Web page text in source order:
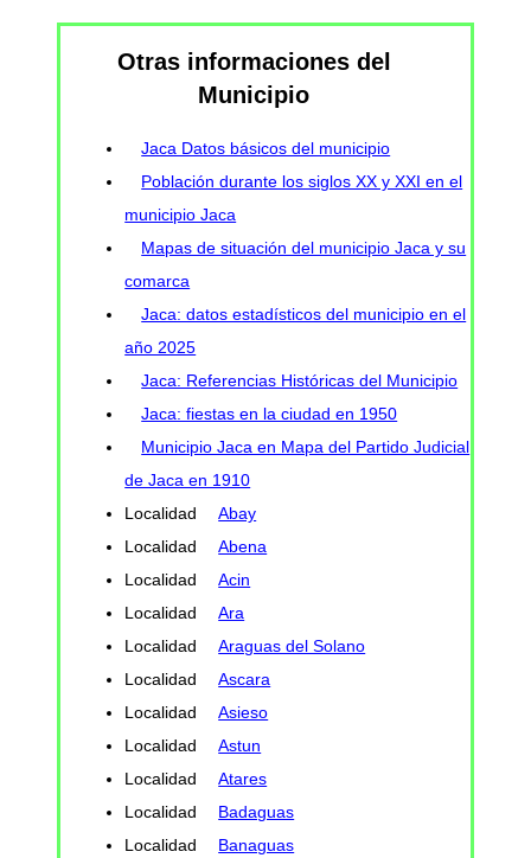
Otras informaciones del
Municipio
Jaca Datos básicos del municipio
Población durante los siglos XX y XXI en el
municipio Jaca
Mapas de situación del municipio Jaca y su
comarca
Jaca: datos estadísticos del municipio en el
año 2025
Jaca: Referencias Históricas del Municipio
Jaca: fiestas en la ciudad en 1950
Municipio Jaca en Mapa del Partido Judicial
de Jaca en 1910
Localidad
Abay
Localidad
Abena
Localidad
Acin
Localidad
Ara
Localidad
Araguas del Solano
Localidad
Ascara
Localidad
Asieso
Localidad
Astun
Localidad
Atares
Localidad
Badaguas
Localidad
Banaguas